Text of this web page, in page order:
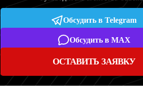
Обсудить в Telegram
Обсудить в MAX
ОСТАВИТЬ ЗАЯВКУ